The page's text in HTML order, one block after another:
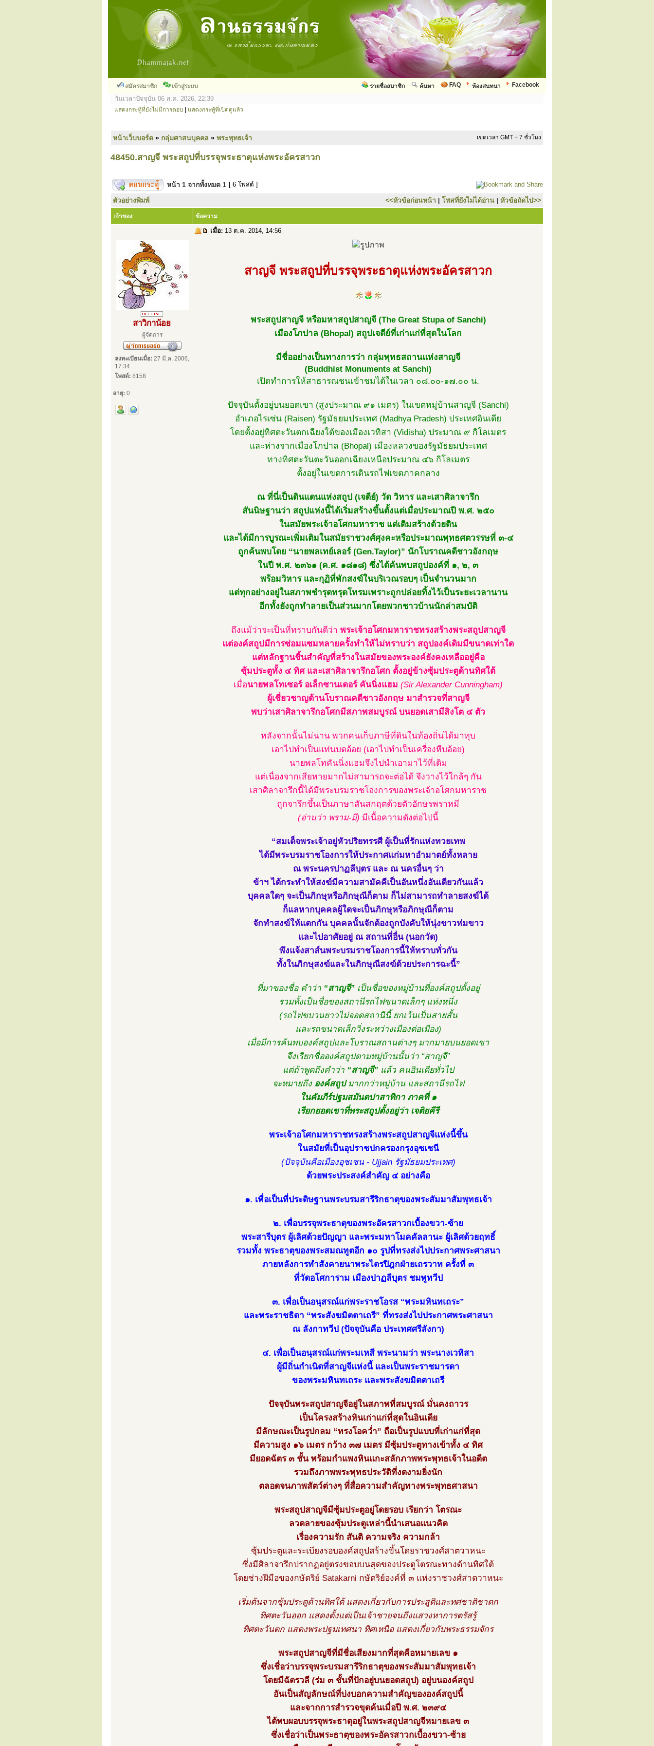
สมัครสมาชิก เข้าสู่ระบบ Facebook
ห้องสนทนา
FAQ
ค้นหา
รายชื่อสมาชิก
วันเวลาปัจจุบัน 06 ส.ค. 2026, 22:39
แสดงกระทู้ที่ยังไม่มีการตอบ แสดงกระทู้ที่เปิดดูแล้ว
หน้าเว็บบอร์ด » กลุ่มศาสนบุคคล » พระพุทธเจ้า เขตเวลา GMT + 7 ชั่วโมง
48450.สาญจี พระสถูปที่บรรจุพระธาตุแห่งพระอัครสาวก
หน้า 1 จากทั้งหมด 1 [ 6 โพสต์ ]
ตัวอย่างพิมพ์ <<หัวข้อก่อนหน้า | โพสที่ยังไม่ได้อ่าน | หัวข้อถัดไป>>
เจ้าของ ข้อความ
เมื่อ: 13 ต.ค. 2014, 14:56
สาวิกาน้อย
ผู้จัดการ
ลงทะเบียนเมื่อ: 27 มี.ค. 2006,
17:34
โพสต์: 8158
อายุ: 0
สาญจี พระสถูปที่บรรจุพระธาตุแห่งพระอัครสาวก
พระสถูปสาญจี หรือมหาสถูปสาญจี (The Great Stupa of Sanchi)
เมืองโภปาล (Bhopal) สถูปเจดีย์ที่เก่าแก่ที่สุดในโลก
มีชื่ออย่างเป็นทางการว่า กลุ่มพุทธสถานแห่งสาญจี
(Buddhist Monuments at Sanchi)
เปิดทำการให้สาธารณชนเข้าชมได้ในเวลา ๐๘.๐๐-๑๗.๐๐ น.
ปัจจุบันตั้งอยู่บนยอดเขา (สูงประมาณ ๙๑ เมตร) ในเขตหมู่บ้านสาญจี (Sanchi)
อำเภอไรเซ่น (Raisen) รัฐมัธยมประเทศ (Madhya Pradesh) ประเทศอินเดีย
โดยตั้งอยู่ทิศตะวันตกเฉียงใต้ของเมืองเวทิสา (Vidisha) ประมาณ ๙ กิโลเมตร
และห่างจากเมืองโภปาล (Bhopal) เมืองหลวงของรัฐมัธยมประเทศ
ทางทิศตะวันตะวันออกเฉียงเหนือประมาณ ๔๖ กิโลเมตร
ตั้งอยู่ในเขตการเดินรถไฟเขตภาคกลาง
ณ ที่นี่เป็นดินแดนแห่งสถูป (เจดีย์) วัด วิหาร และเสาศิลาจารึก
สันนิษฐานว่า สถูปแห่งนี้ได้เริ่มสร้างขึ้นตั้งแต่เมื่อประมาณปี พ.ศ. ๒๕๐
ในสมัยพระเจ้าอโศกมหาราช แต่เดิมสร้างด้วยดิน
และได้มีการบูรณะเพิ่มเติมในสมัยราชวงศ์ศุงคะหรือประมาณพุทธศตวรรษที่ ๓-๔
ถูกค้นพบโดย “นายพลเทย์เลอร์ (Gen.Taylor)” นักโบราณคดีชาวอังกฤษ
ในปี พ.ศ. ๒๓๖๑ (ค.ศ. ๑๘๑๘) ซึ่งได้ค้นพบสถูปองค์ที่ ๑, ๒, ๓
พร้อมวิหาร และกุฏิที่พักสงฆ์ในบริเวณรอบๆ เป็นจำนวนมาก
แต่ทุกอย่างอยู่ในสภาพชำรุดทรุดโทรมเพราะถูกปล่อยทิ้งไว้เป็นระยะเวลานาน
อีกทั้งยังถูกทำลายเป็นส่วนมากโดยพวกชาวบ้านนักล่าสมบัติ
ถึงแม้ว่าจะเป็นที่ทราบกันดีว่า พระเจ้าอโศกมหาราชทรงสร้างพระสถูปสาญจี
แต่องค์สถูปมีการซ่อมแซมหลายครั้งทำให้ไม่ทราบว่า สถูปองค์เดิมมีขนาดเท่าใด
แต่หลักฐานชิ้นสำคัญที่สร้างในสมัยของพระองค์ยังคงเหลืออยู่คือ
ซุ้มประตูทั้ง ๔ ทิศ และเสาศิลาจารึกอโศก ตั้งอยู่ข้างซุ้มประตูด้านทิศใต้
เมื่อนายพลโทเซอร์ อเล็กซานเดอร์ คันนิ่งแฮม (Sir Alexander Cunningham)
ผู้เชี่ยวชาญด้านโบราณคดีชาวอังกฤษ มาสำรวจที่สาญจี
พบว่าเสาศิลาจารึกอโศกมีสภาพสมบูรณ์ บนยอดเสามีสิงโต ๔ ตัว
หลังจากนั้นไม่นาน พวกคนเก็บภาษีที่ดินในท้องถิ่นได้มาทุบ
เอาไปทำเป็นแท่นบดอ้อย (เอาไปทำเป็นเครื่องหีบอ้อย)
นายพลโทคันนิ่งแฮมจึงไปนำเอามาไว้ที่เดิม
แต่เนื่องจากเสียหายมากไม่สามารถจะต่อได้ จึงวางไว้ใกล้ๆ กัน
เสาศิลาจารึกนี้ได้มีพระบรมราชโองการของพระเจ้าอโศกมหาราช
ถูกจารึกขึ้นเป็นภาษาสันสกฤตด้วยตัวอักษรพราหมี
(อ่านว่า พราม-มี) มีเนื้อความดังต่อไปนี้
“สมเด็จพระเจ้าอยู่หัวปริยทรรศี ผู้เป็นที่รักแห่งทวยเทพ
ได้มีพระบรมราชโองการให้ประกาศแก่มหาอำมาตย์ทั้งหลาย
ณ พระนครปาฏลีบุตร และ ณ นครอื่นๆ ว่า
ข้าฯ ได้กระทำให้สงฆ์มีความสามัคคีเป็นอันหนึ่งอันเดียวกันแล้ว
บุคคลใดๆ จะเป็นภิกษุหรือภิกษุณีก็ตาม ก็ไม่สามารถทำลายสงฆ์ได้
ก็แลหากบุคคลผู้ใดจะเป็นภิกษุหรือภิกษุณีก็ตาม
จักทำสงฆ์ให้แตกกัน บุคคลนั้นจักต้องถูกบังคับให้นุ่งขาวห่มขาว
และไปอาศัยอยู่ ณ สถานที่อื่น (นอกวัด)
พึงแจ้งสาส์นพระบรมราชโองการนี้ให้ทราบทั่วกัน
ทั้งในภิกษุสงฆ์และในภิกษุณีสงฆ์ด้วยประการฉะนี้”
ที่มาของชื่อ คำว่า “สาญจี”เป็นชื่อของหมู่บ้านที่องค์สถูปตั้งอยู่
รวมทั้งเป็นชื่อของสถานีรถไฟขนาดเล็กๆ แห่งหนึ่ง
(รถไฟขบวนยาวไม่จอดสถานีนี้ ยกเว้นเป็นสายสั้น
และรถขนาดเล็กวิ่งระหว่างเมืองต่อเมือง)
เมื่อมีการค้นพบองค์สถูปและโบราณสถานต่างๆ มากมายบนยอดเขา
จึงเรียกชื่อองค์สถูปตามหมู่บ้านนั้นว่า “สาญจี”
แต่ถ้าพูดถึงคำว่า “สาญจี”แล้ว คนอินเดียทั่วไป
จะหมายถึง องค์สถูปมากกว่าหมู่บ้าน และสถานีรถไฟ
ในคัมภีร์ปฐมสมันตปาสาทิกา ภาคที่ ๑
เรียกยอดเขาที่พระสถูปตั้งอยู่ว่า เจติยคีรี
พระเจ้าอโศกมหาราชทรงสร้างพระสถูปสาญจีแห่งนี้ขึ้น
ในสมัยที่เป็นอุปราชปกครองกรุงอุชเชนี
(ปัจจุบันคือเมืองอุชเชน - Ujjain รัฐมัธยมประเทศ)
ด้วยพระประสงค์สำคัญ ๔ อย่างคือ
๑. เพื่อเป็นที่ประดิษฐานพระบรมสารีริกธาตุของพระสัมมาสัมพุทธเจ้า
๒. เพื่อบรรจุพระธาตุของพระอัครสาวกเบื้องขวา-ซ้าย
พระสารีบุตร ผู้เลิศด้วยปัญญา และพระมหาโมคคัลลานะ ผู้เลิศด้วยฤทธิ์
รวมทั้ง พระธาตุของพระสมณทูตอีก ๑๐ รูปที่ทรงส่งไปประกาศพระศาสนา
ภายหลังการทำสังคายนาพระไตรปิฎกฝ่ายเถรวาท ครั้งที่ ๓
ที่วัดอโศการาม เมืองปาฏลีบุตร ชมพูทวีป
๓. เพื่อเป็นอนุสรณ์แก่พระราชโอรส “พระมหินทเถระ”
และพระราชธิดา “พระสังฆมิตตาเถรี” ที่ทรงส่งไปประกาศพระศาสนา
ณ ลังกาทวีป (ปัจจุบันคือ ประเทศศรีลังกา)
๔. เพื่อเป็นอนุสรณ์แก่พระมเหสี พระนามว่า พระนางเวทิสา
ผู้มีถิ่นกำเนิดที่สาญจีแห่งนี้ และเป็นพระราชมารดา
ของพระมหินทเถระ และพระสังฆมิตตาเถรี
ปัจจุบันพระสถูปสาญจีอยู่ในสภาพที่สมบูรณ์ มั่นคงถาวร
เป็นโครงสร้างหินเก่าแก่ที่สุดในอินเดีย
มีลักษณะเป็นรูปกลม “ทรงโอคว่ำ” ถือเป็นรูปแบบที่เก่าแก่ที่สุด
มีความสูง ๑๖ เมตร กว้าง ๓๗ เมตร มีซุ้มประตูทางเข้าทั้ง ๔ ทิศ
มียอดฉัตร ๓ ชั้น พร้อมกำแพงหินแกะสลักภาพพระพุทธเจ้าในอดีต
รวมถึงภาพพระพุทธประวัติที่งดงามยิ่งนัก
ตลอดจนภาพสัตว์ต่างๆ ที่สื่อความสำคัญทางพระพุทธศาสนา
พระสถูปสาญจีมีซุ้มประตูอยู่โดยรอบ เรียกว่า โตรณะ
ลวดลายของซุ้มประตูเหล่านี้นำเสนอแนวคิด
เรื่องความรัก สันติ ความจริง ความกล้า
ซุ้มประตูและระเบียงรอบองค์สถูปสร้างขึ้นโดยราชวงศ์สาตวาหนะ
ซึ่งมีศิลาจารึกปรากฏอยู่ตรงขอบบนสุดของประตูโตรณะทางด้านทิศใต้
โดยช่างฝีมือของกษัตริย์ Satakarni กษัตริย์องค์ที่ ๓ แห่งราชวงศ์สาตวาหนะ
เริ่มต้นจากซุ้มประตูด้านทิศใต้ แสดงเกี่ยวกับการประสูติและทศชาติชาดก
ทิศตะวันออก แสดงตั้งแต่เป็นเจ้าชายจนถึงแสวงหาการตรัสรู้
ทิศตะวันตก แสดงพระปฐมเทศนา ทิศเหนือ แสดงเกี่ยวกับพระธรรมจักร
พระสถูปสาญจีที่มีชื่อเสียงมากที่สุดคือหมายเลข ๑
ซึ่งเชื่อว่าบรรจุพระบรมสารีริกธาตุของพระสัมมาสัมพุทธเจ้า
โดยมีฉัตรวลี (ร่ม ๓ ชั้นที่ปักอยู่บนยอดสถูป) อยู่บนองค์สถูป
อันเป็นสัญลักษณ์ที่บ่งบอกความสำคัญขององค์สถูปนี้
และจากการสำรวจขุดค้นเมื่อปี พ.ศ. ๒๓๙๔
ได้พบผอบบรรจุพระธาตุอยู่ในพระสถูปสาญจีหมายเลข ๓
ซึ่งเชื่อว่าเป็นพระธาตุของพระอัครสาวกเบื้องขวา-ซ้าย